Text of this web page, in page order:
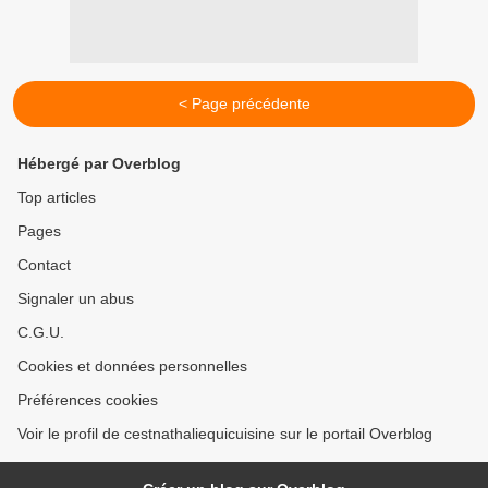
< Page précédente
Hébergé par Overblog
Top articles
Pages
Contact
Signaler un abus
C.G.U.
Cookies et données personnelles
Préférences cookies
Voir le profil de cestnathaliequicuisine sur le portail Overblog